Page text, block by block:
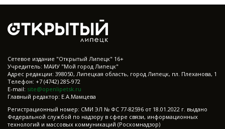
Cетевое издание "Открытый Липецк" 16+
Учредитель: МАИУ "Мой город Липецк"
Адрес редакции: 398050, Липецкая область, город Липецк, пл. Плеханова, 1
Телефон: +7 (4742) 285-972
E-mail: site@openlipetsk.ru
Главный редактор: Е.А.Мамцева
Регистрационный номер: СМИ ЭЛ № ФС 77-82596 от 18.01.2022 г. выдано
Федеральной службой по надзору в сфере связи, информационных
технологий и массовых коммуникаций (Роскомнадзор)